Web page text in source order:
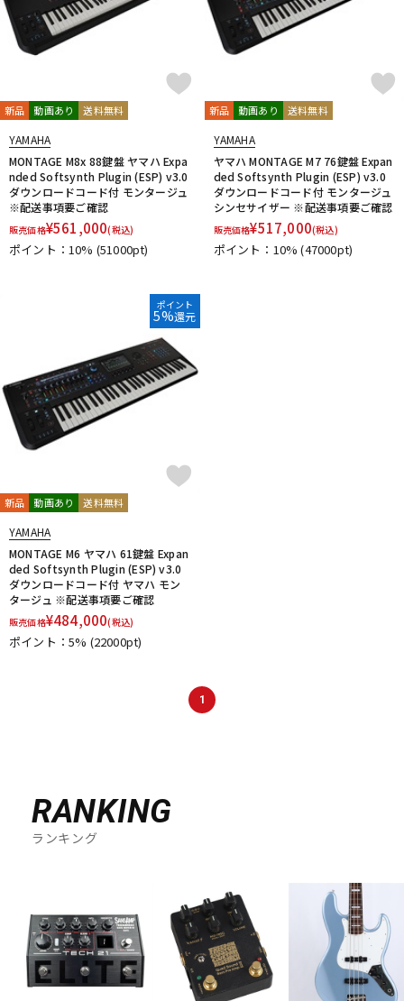
新品 動画あり 送料無料
YAMAHA
MONTAGE M8x 88鍵盤 ヤマハ Expa
nded Softsynth Plugin (ESP) v3.0
ダウンロードコード付 モンタージュ
※配送事項要ご確認
販売価格¥561,000(税込)
ポイント：10% (51000pt)
新品 動画あり 送料無料
YAMAHA
ヤマハ MONTAGE M7 76鍵盤 Expan
ded Softsynth Plugin (ESP) v3.0
ダウンロードコード付 モンタージュ
シンセサイザー ※配送事項要ご確認
販売価格¥517,000(税込)
ポイント：10%(47000pt)
ポイント
5%還元
新品 動画あり 送料無料
YAMAHA
MONTAGE M6 ヤマハ 61鍵盤 Expan
ded Softsynth Plugin (ESP) v3.0
ダウンロードコード付 ヤマハ モン
タージュ ※配送事項要ご確認
販売価格¥484,000(税込)
ポイント：5% (22000pt)
1
RANKING
ランキング